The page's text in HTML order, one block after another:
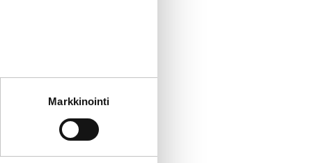
sivustoamme.
Markkinointi
Vastaajista